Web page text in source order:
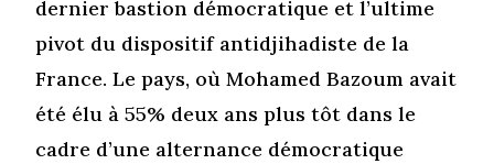
dernier bastion démocratique et l’ultime
pivot du dispositif antidjihadiste de la
France. Le pays, où Mohamed Bazoum avait
été élu à 55% deux ans plus tôt dans le
cadre d’une alternance démocratique